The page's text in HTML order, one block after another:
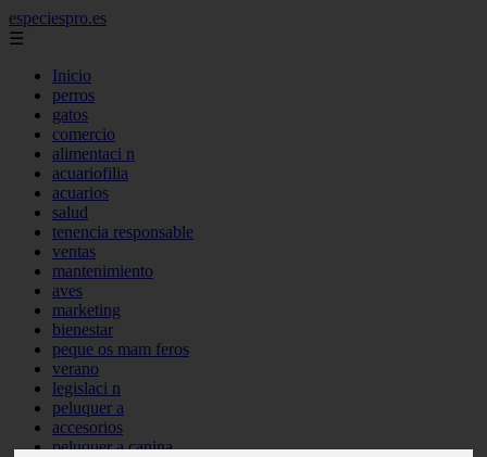
especiespro.es
☰
Inicio
perros
gatos
comercio
alimentaci n
acuariofilia
acuarios
salud
tenencia responsable
ventas
mantenimiento
aves
marketing
bienestar
peque os mam feros
verano
legislaci n
peluquer a
accesorios
peluquer a canina